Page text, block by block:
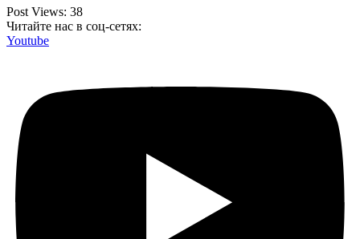
Post Views: 38
Читайте нас в соц-сетях:
Youtube